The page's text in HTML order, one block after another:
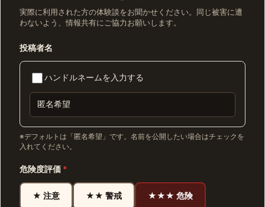
実際に利用された方の体験談をお聞かせください。同じ被害に遭
わないよう、情報共有にご協力お願いします。
投稿者名
ハンドルネームを入力する
※デフォルトは「匿名希望」です。名前を公開したい場合はチェックを
入れてください。
危険度評価 *
★ 注意 ★★ 警戒 ★★★ 危険